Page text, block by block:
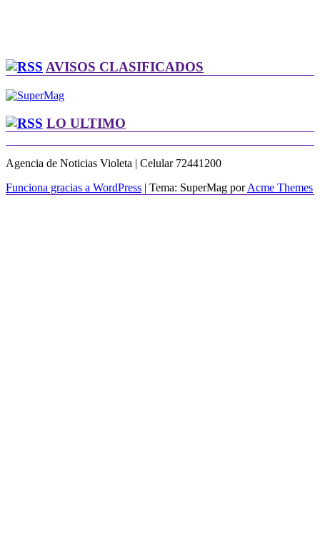
AVISOS CLASIFICADOS
LO ULTIMO
Agencia de Noticias Violeta | Celular 72441200
Funciona gracias a WordPress | Tema: SuperMag porAcme Themes